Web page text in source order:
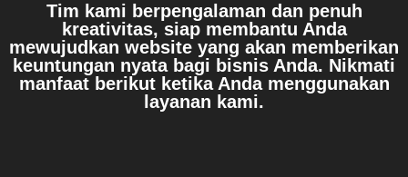
Tim kami berpengalaman dan penuh
kreativitas, siap membantu Anda
mewujudkan website yang akan memberikan
keuntungan nyata bagi bisnis Anda. Nikmati
manfaat berikut ketika Anda menggunakan
layanan kami.